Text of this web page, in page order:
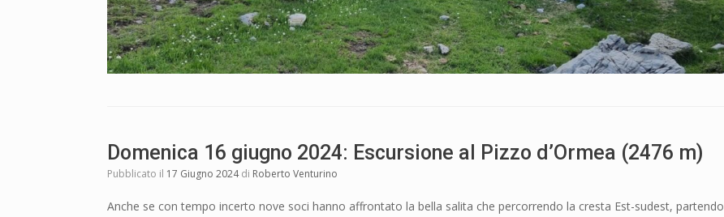
Domenica 16 giugno 2024: Escursione al Pizzo d’Ormea (2476 m)
Pubblicato il 17 Giugno 2024 di Roberto Venturino
Anche se con tempo incerto nove soci hanno affrontato la bella salita che percorrendo la cresta Est-sudest, partendo